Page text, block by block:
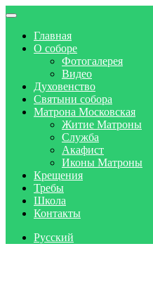
Главная
О соборе
Фотогалерея
Видео
Духовенство
Святыни собора
Матрона Московская
Житие Матроны
Служба
Акафист
Иконы Матроны
Крещения
Требы
Школа
Контакты
Русский